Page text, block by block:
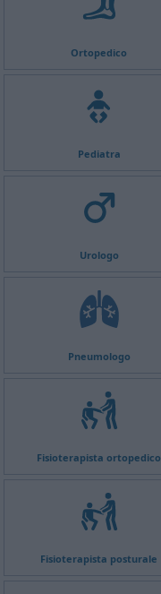
Ortopedico
Pediatra
Urologo
Pneumologo
Fisioterapista ortopedico
Fisioterapista posturale